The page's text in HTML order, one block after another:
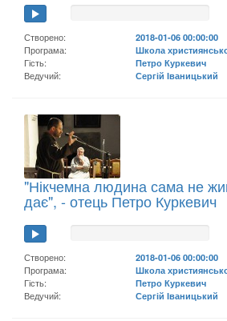
Створено:
2018-01-06 00:00:00
Програма:
Школа
Гість:
Петро Куркевич
Ведучий:
Сергій Іваницький
"Нікчемна людина сама не
дає", - отець Петро Куркевич
Створено:
2018-01-06 00:00:00
Програма:
Школа
Гість:
Петро Куркевич
Ведучий:
Сергій Іваницький